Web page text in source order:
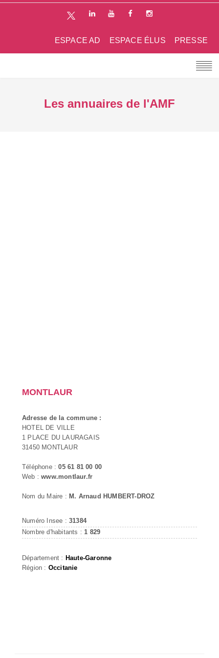
PRESSE
ESPACE ÉLUS
ESPACE AD
Les annuaires de l'AMF
MONTLAUR
Adresse de la commune :
HOTEL DE VILLE
1 PLACE DU LAURAGAIS
31450 MONTLAUR
Téléphone :05 61 81 00 00
Web :www.montlaur.fr
Nom du Maire : M. Arnaud HUMBERT-DROZ
Numéro Insee : 31384
Nombre d'habitants : 1 829
Département : Haute-Garonne
Région : Occitanie